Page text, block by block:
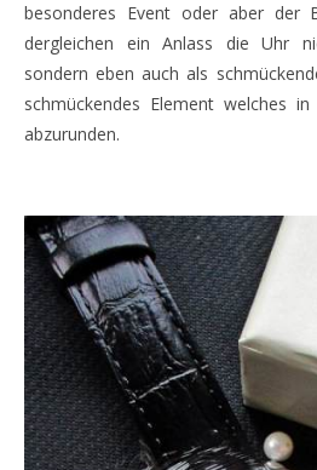
besonderes Event oder aber der
dergleichen ein Anlass die Uhr
sondern eben auch als
schmückendes Element welches
abzurunden.